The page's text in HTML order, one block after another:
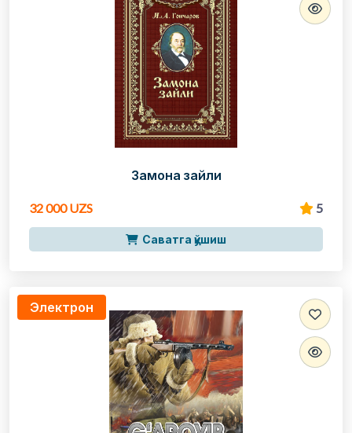
Замона зайли
32 000 UZS 5
Саватга қўшиш
Электрон